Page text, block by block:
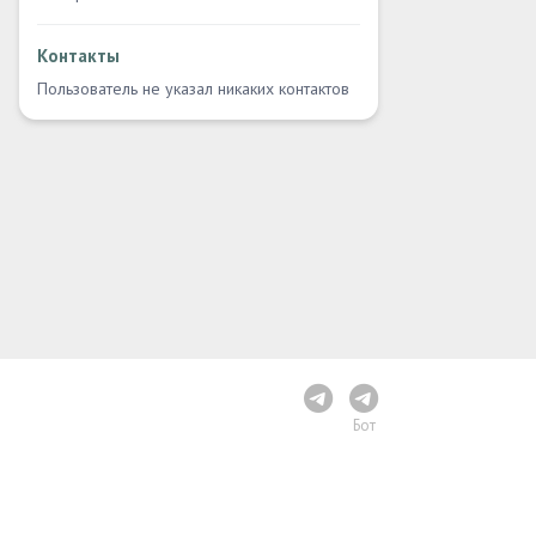
Контакты
Пользователь не указал никаких контактов
Бот